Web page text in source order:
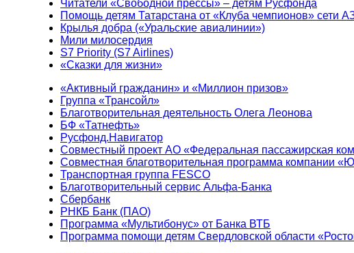
Читатели «Свободной прессы» – детям Русфонда
Помощь детям Татарстана от «Клуба чемпионов» сети
Крылья добра («Уральские авиалинии»)
Мили милосердия
S7 Priority (S7 Airlines)
«Сказки для жизни»
«Активный гражданин» и «Миллион призов»
Группа «Трансойл»
Благотворительная деятельность Олега Леонова
БФ «Татнефть»
Русфонд.Навигатор
Совместный проект АО «Федеральная пассажирская
Совместная благотворительная программа компании
Транспортная группа FESCO
Благотворительный сервис Альфа-Банка
Сбербанк
РНКБ Банк (ПАО)
Программа «Мультибонус» от Банка ВТБ
Программа помощи детям Свердловской области